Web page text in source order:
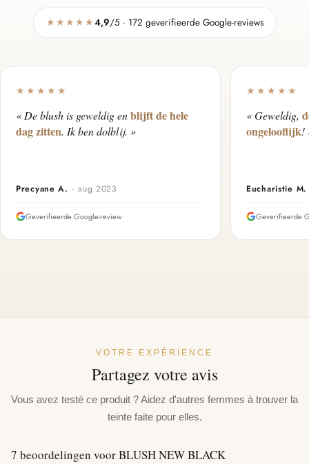
★★★★★4,9/5 · 172 geverifieerde Google-reviews
★★★★★
« De blush is geweldig enblijft de hele
dag zitten. Ik ben dolblij. »
Precyane A. ·aug 2023
Geverifieerde Google-review
★★★★★
« Geweldig,
ongelooflijk!
Eucharistie M.
Geverifieerde
VOTRE EXPÉRIENCE
Partagez votre avis
Vous avez testé ce produit ? Aidez d'autres femmes à trouver la
teinte faite pour elles.
7 beoordelingen voorBLUSH NEW BLACK